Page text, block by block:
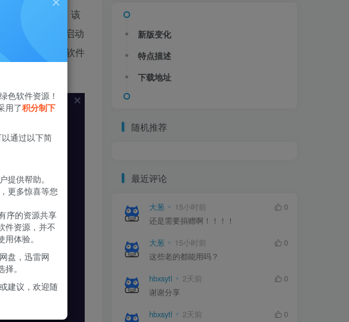
性能和安全性。该
、网络加速、启动
，以防止间谍软件
新版变化
特点描述
下载地址
随机推荐
最近评论
大葱 15小时前
0
还是需要捐赠啊！！！！
大葱 15小时前
0
这些老的都能用吗？
hbxsytl 2天前
0
谢谢分享
hbxsytl 2天前
0
新版变化
特点描述
下载地址
大葱 15小时前
0
还是需要捐赠啊！！！！
大葱 15小时前
0
这些老的都能用吗？
hbxsytl 2天前
0
谢谢分享
hbxsytl 2天前
0
色软件资源！
用了积分制下
通过以下简
提供帮助。
更多惊喜等您
序的资源共享
件资源，并不
体验。
盘，迅雷网
。
建议，欢迎随